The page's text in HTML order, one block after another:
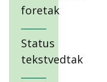
foretak
Status
tekstvedtak